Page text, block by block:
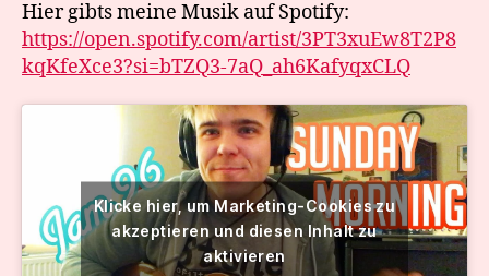
Hier gibts meine Musik auf Spotify:
https://open.spotify.com/artist/3PT3xuEw8T2P8
kqKfeXce3?si=bTZQ3-7aQ_ah6KafyqxCLQ
Klicke hier, um Marketing-Cookies zu
akzeptieren und diesen Inhalt zu
aktivieren